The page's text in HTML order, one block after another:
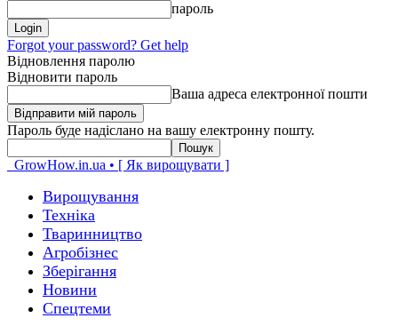
пароль
Forgot your password? Get help
Відновлення паролю
Відновити пароль
Ваша адреса електронної пошти
Пароль буде надіслано на вашу електронну пошту.
GrowHow.in.ua • [ Як вирощувати ]
Вирощування
Техніка
Тваринництво
Агробізнес
Зберігання
Новини
Спецтеми